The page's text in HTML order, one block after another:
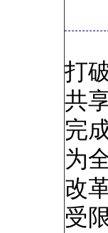
打
共
完
为
改
受